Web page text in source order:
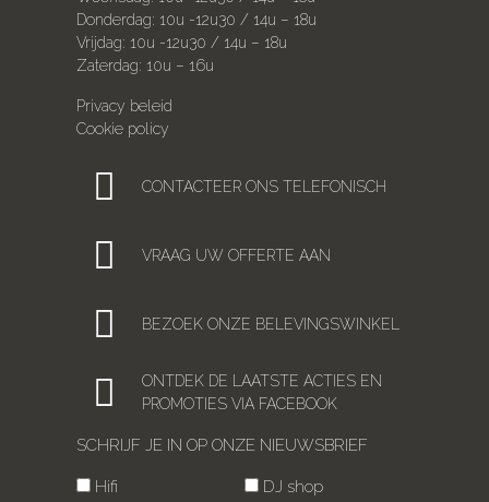
Donderdag: 10u -12u30 / 14u – 18u
Vrijdag: 10u -12u30 / 14u – 18u
Zaterdag: 10u – 16u
Privacy beleid
Cookie policy
CONTACTEER ONS TELEFONISCH
VRAAG UW OFFERTE AAN
BEZOEK ONZE BELEVINGSWINKEL
ONTDEK DE LAATSTE ACTIES EN
PROMOTIES VIA FACEBOOK
SCHRIJF JE IN OP ONZE NIEUWSBRIEF
Hifi DJ shop